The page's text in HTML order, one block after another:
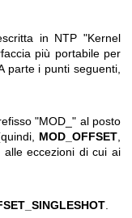
in NTP "Kernel
più portabile per
parte i punti seguenti,
"MOD_" al posto
MOD_OFFSET
alle eccezioni di cui ai